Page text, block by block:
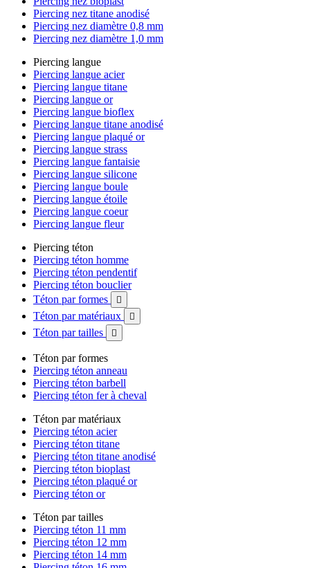
Piercing nez titane anodisé
Piercing nez diamètre 0,8 mm
Piercing nez diamètre 1,0 mm
Piercing langue
Piercing langue acier
Piercing langue titane
Piercing langue or
Piercing langue bioflex
Piercing langue titane anodisé
Piercing langue plaqué or
Piercing langue strass
Piercing langue fantaisie
Piercing langue silicone
Piercing langue boule
Piercing langue étoile
Piercing langue coeur
Piercing langue fleur
Piercing téton
Piercing téton homme
Piercing téton pendentif
Piercing téton bouclier
Téton par formes

Téton par matériaux 
Téton par tailles 
Téton par formes
Piercing téton anneau
Piercing téton barbell
Piercing téton fer à cheval
Téton par matériaux
Piercing téton acier
Piercing téton titane
Piercing téton titane anodisé
Piercing téton bioplast
Piercing téton plaqué or
Piercing téton or
Téton par tailles
Piercing téton 11 mm
Piercing téton 12 mm
Piercing téton 14 mm